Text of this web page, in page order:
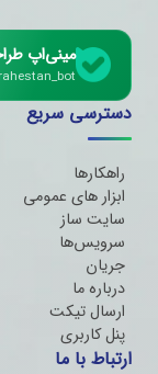
مینی‌اپ
دسترسی سریع
راهکارها
ابزار های عمومی
سایت ساز
سرویس‌ها
جریان
درباره ما
ارسال تیکت
پنل کاربری
ارتباط با ما